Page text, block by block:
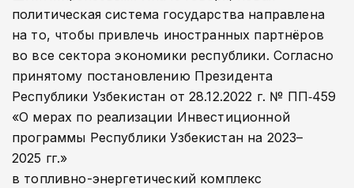
политическая система государства направлена
на то, чтобы привлечь иностранных партнёров
во все сектора экономики республики. Согласно
принятому постановлению Президента
Республики Узбекистан от 28.12.2022 г. № ПП‑459
«О мерах по реализации Инвестиционной
программы Республики Узбекистан на 2023–
2025 гг.»
в топливно-­энергетический комплекс